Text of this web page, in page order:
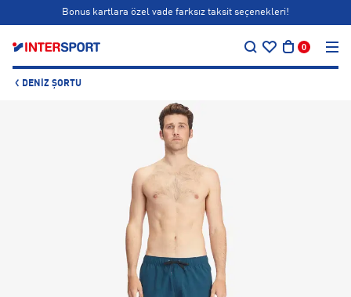
Bonus kartlara özel vade farksız taksit seçenekleri!
0
DENIZ ŞORTU